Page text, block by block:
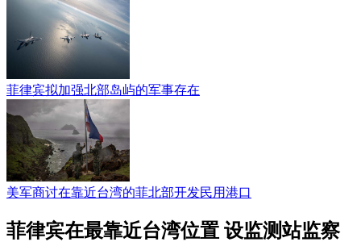
菲律宾拟加强北部岛屿的军事存在
美军商讨在靠近台湾的菲北部开发民用港口
菲律宾在最靠近台湾位置 设监测站监察